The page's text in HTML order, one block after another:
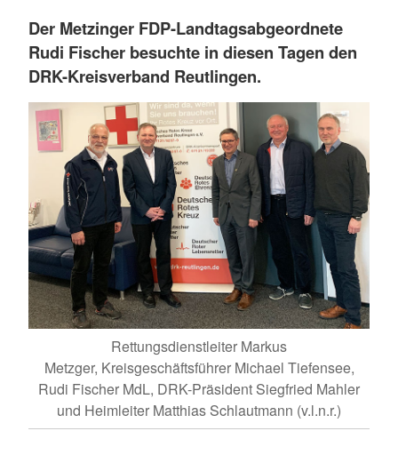
Der Metzinger FDP-Landtagsabgeordnete
Rudi Fischer besuchte in diesen Tagen den
DRK-Kreisverband Reutlingen.
Rettungsdienstleiter Markus
Metzger, Kreisgeschäftsführer Michael Tiefensee,
Rudi Fischer MdL, DRK-Präsident Siegfried Mahler
und Heimleiter Matthias Schlautmann (v.l.n.r.)